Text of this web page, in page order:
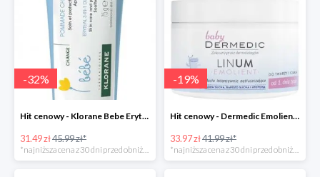
-32%
Hit cenowy - Klorane Bebe Eryteal 3w1
31.49 zł45.99 zł*
-19%
Hit cenowy - Dermedic Emolient Baby Linum
33.97 zł41.99 zł*